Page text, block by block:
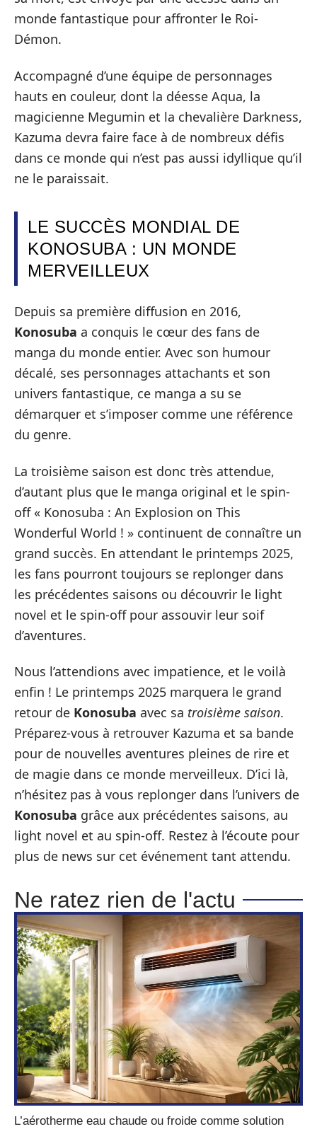
monde fantastique pour affronter le Roi-
Démon.
Accompagné d’une équipe de personnages
hauts en couleur, dont la déesse Aqua, la
magicienne Megumin et la chevalière Darkness,
Kazuma devra faire face à de nombreux défis
dans ce monde qui n’est pas aussi idyllique qu’il
ne le paraissait.
LE SUCCÈS MONDIAL DE
KONOSUBA : UN MONDE
MERVEILLEUX
Depuis sa première diffusion en 2016,
Konosuba a conquis le cœur des fans de
manga du monde entier. Avec son humour
décalé, ses personnages attachants et son
univers fantastique, ce manga a su se
démarquer et s’imposer comme une référence
du genre.
La troisième saison est donc très attendue,
d’autant plus que le manga original et le spin-
off « Konosuba : An Explosion on This
Wonderful World ! » continuent de connaître un
grand succès. En attendant le printemps 2025,
les fans pourront toujours se replonger dans
les précédentes saisons ou découvrir le light
novel et le spin-off pour assouvir leur soif
d’aventures.
Nous l’attendions avec impatience, et le voilà
enfin ! Le printemps 2025 marquera le grand
retour de Konosuba avec sa troisième saison.
Préparez-vous à retrouver Kazuma et sa bande
pour de nouvelles aventures pleines de rire et
de magie dans ce monde merveilleux. D’ici là,
n’hésitez pas à vous replonger dans l’univers de
Konosuba grâce aux précédentes saisons, au
light novel et au spin-off. Restez à l’écoute pour
plus de news sur cet événement tant attendu.
Ne ratez rien de l'actu
L’aérotherme eau chaude ou froide comme solution